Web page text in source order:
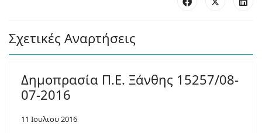
Σχετικές Αναρτήσεις
Δημοπρασία Π.Ε. Ξάνθης 15257/08-
07-2016
11 Ιουλιου 2016